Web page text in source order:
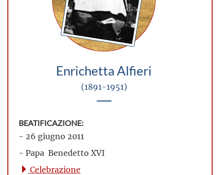
Enrichetta Alfieri
(1891-1951)
BEATIFICAZIONE:
- 26 giugno 2011
- Papa Benedetto XVI
Celebrazione